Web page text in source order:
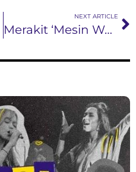
NEXT ARTICLE
Merakit ‘Mesin Waktu’ di “Gold Mine” : Live Session Series by Dhira Bongs